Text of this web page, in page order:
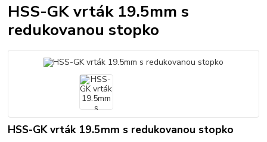
HSS-GK vrták 19.5mm s
redukovanou stopko
HSS-GK vrták 19.5mm s redukovanou stopko